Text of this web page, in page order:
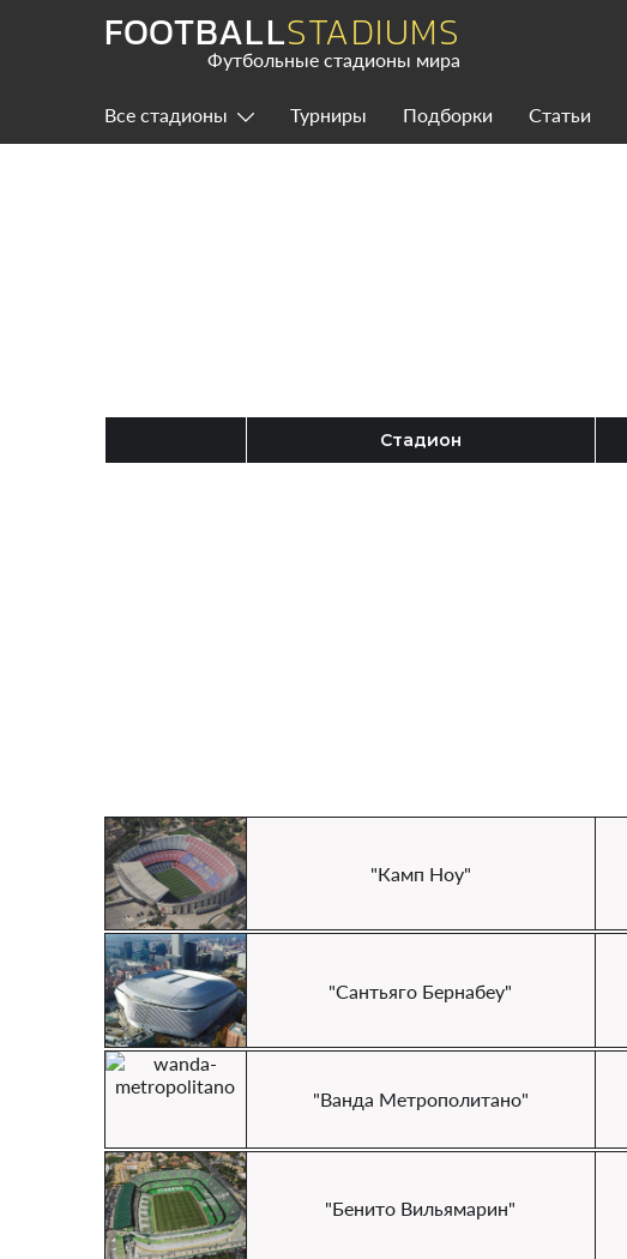
FOOTBALLSTADIUMS
Футбольные стадионы мира
Все стадионы Турниры Подборки Статьи
Стадион
"Камп Ноу"
"Сантьяго Бернабеу"
"Ванда Метрополитано"
"Бенито Вильямарин"